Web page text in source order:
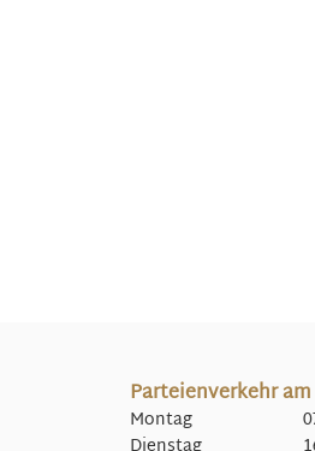
Parteienverkehr
Montag 07:30